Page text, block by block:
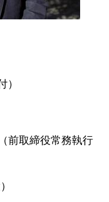
前取締役常務執行